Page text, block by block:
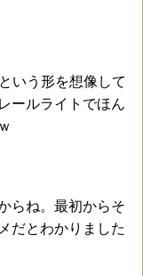
いう形を想像して
ールライトでほん
らね。最初からそ
だとわかりました